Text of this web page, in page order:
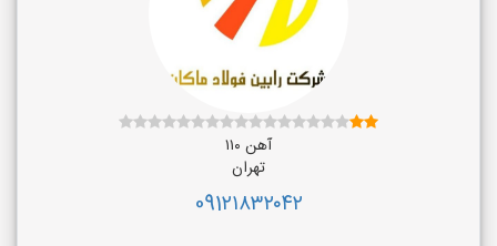
آهن ۱۱۰
تهران
091۲۱۸۳۲۰۴۲